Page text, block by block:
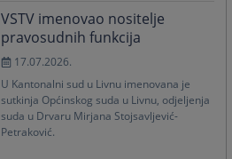
VSTV imenovao nositelje
pravosudnih funkcija
17.07.2026.
U Kantonalni sud u Livnu imenovana je
sutkinja Općinskog suda u Livnu, odjeljenja
suda u Drvaru Mirjana Stojsavljević-
Petraković.